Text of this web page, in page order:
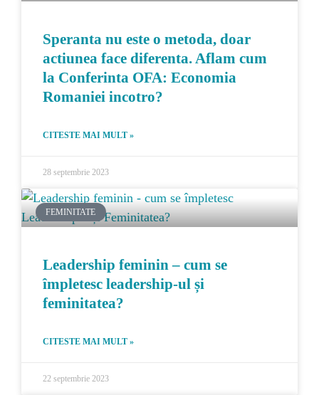
Speranta nu este o metoda, doar
actiunea face diferenta. Aflam cum
la Conferinta OFA: Economia
Romaniei incotro?
CITESTE MAI MULT »
28 septembrie 2023
FEMINITATE
Leadership feminin – cum se
împletesc leadership-ul și
feminitatea?
CITESTE MAI MULT »
22 septembrie 2023